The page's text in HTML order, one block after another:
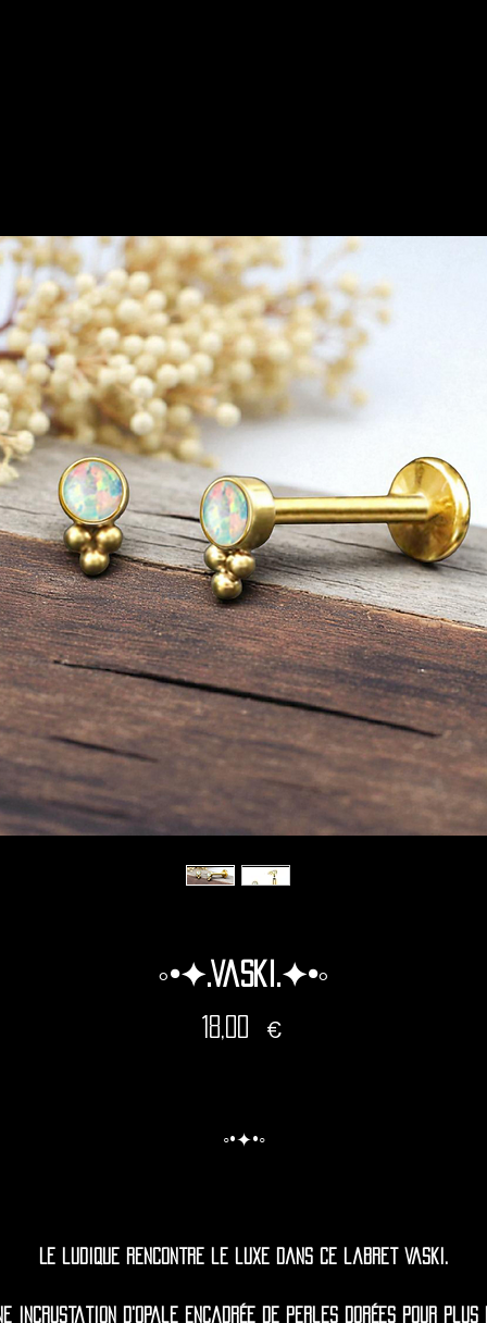
◦•✦.Vaski.✦•◦
18,00 €Prix
◦•✦•◦
Le ludique rencontre le luxe dans ce labret vaski.
incrustation d'opale encadrée de perles dorées pour plus